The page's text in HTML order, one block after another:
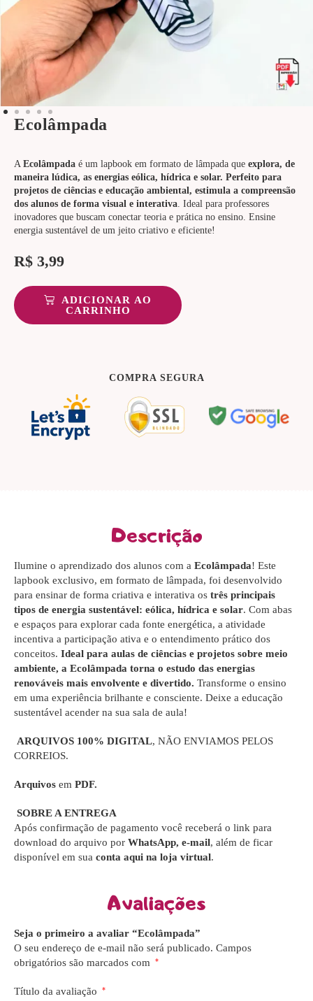
Ecolâmpada
A Ecolâmpada é um lapbook em formato de lâmpada que explora, de
maneira lúdica, as energias eólica, hídrica e solar. Perfeito para
projetos de ciências e educação ambiental, estimula a compreensão
dos alunos de forma visual e interativa. Ideal para professores
inovadores que buscam conectar teoria e prática no ensino. Ensine
energia sustentável de um jeito criativo e eficiente!
R$ 3,99
ADICIONAR AO
CARRINHO
COMPRA SEGURA
Descrição
Ilumine o aprendizado dos alunos com a Ecolâmpada! Este
lapbook exclusivo, em formato de lâmpada, foi desenvolvido
para ensinar de forma criativa e interativa os três principais
tipos de energia sustentável: eólica, hídrica e solar. Com abas
e espaços para explorar cada fonte energética, a atividade
incentiva a participação ativa e o entendimento prático dos
conceitos. Ideal para aulas de ciências e projetos sobre meio
ambiente, a Ecolâmpada torna o estudo das energias
renováveis mais envolvente e divertido. Transforme o ensino
em uma experiência brilhante e consciente. Deixe a educação
sustentável acender na sua sala de aula!
ARQUIVOS 100% DIGITAL, NÃO ENVIAMOS PELOS
CORREIOS.
Arquivos em PDF.
SOBRE A ENTREGA
Após confirmação de pagamento você receberá o link para
download do arquivo por WhatsApp, e-mail, além de ficar
disponível em sua conta aqui na loja virtual.
Avaliações
Seja o primeiro a avaliar “Ecolâmpada”
O seu endereço de e-mail não será publicado. Campos
obrigatórios são marcados com
*
Título da avaliação *